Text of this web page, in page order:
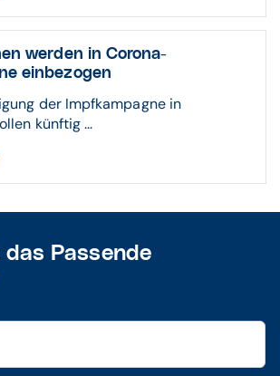
werden in Corona-
einbezogen
der Impfkampagne in
künftig ...
das Passende